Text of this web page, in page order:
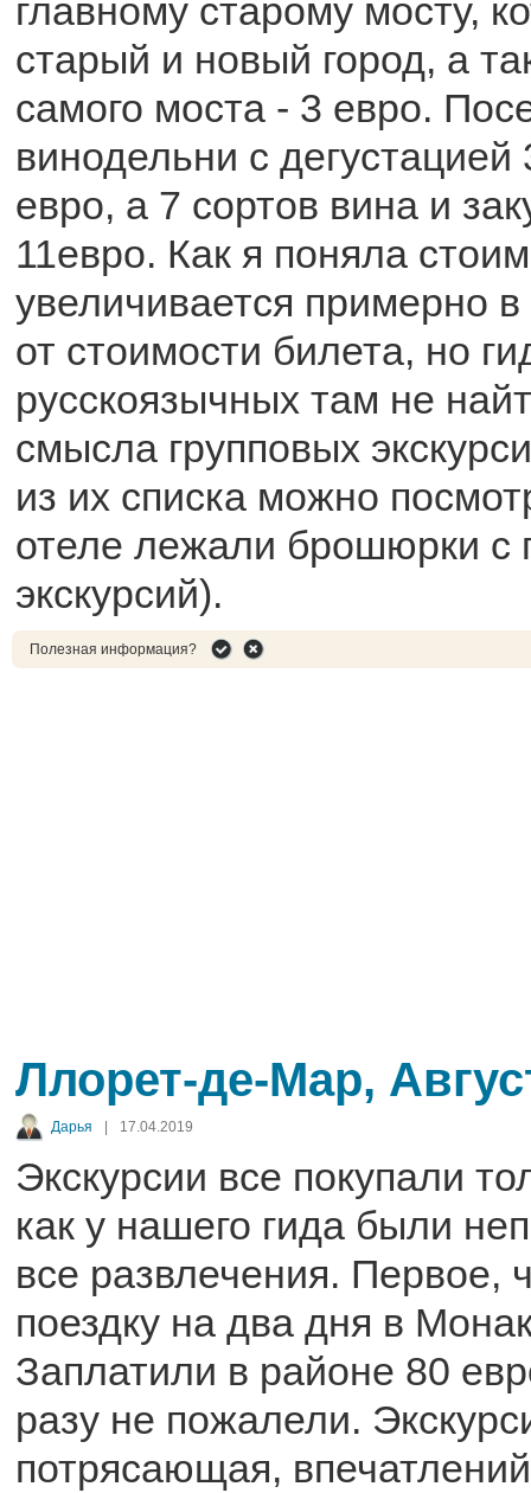
главному старому мосту,
старый и новый город, а
самого моста - 3 евро.
винодельни с дегустацией
евро, а 7 сортов вина и
11евро. Как я поняла
увеличивается примерно
от стоимости билета, но
русскоязычных там не
смысла групповых
из их списка можно
отеле лежали брошюрки с
экскурсий).
Полезная информация?
Ллорет-де-Мар,
Дарья 17.04.2019
Экскурсии все покупали
как у нашего гида были
все развлечения. Первое,
поездку на два дня в
Заплатили в районе 80
разу не пожалели.
потрясающая,